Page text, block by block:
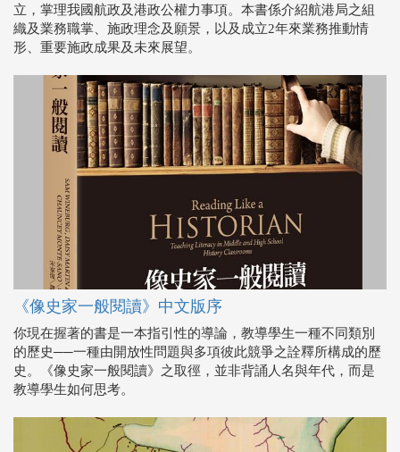
立，掌理我國航政及港政公權力事項。本書係介紹航港局之組
織及業務職掌、施政理念及願景，以及成立2年來業務推動情
形、重要施政成果及未來展望。
《像史家一般閱讀》中文版序
你現在握著的書是一本指引性的導論，教導學生一種不同類別
的歷史──一種由開放性問題與多項彼此競爭之詮釋所構成的歷
史。《像史家一般閱讀》之取徑，並非背誦人名與年代，而是
教導學生如何思考。